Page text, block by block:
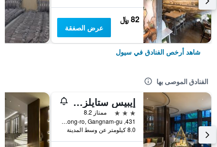
82 ﷼
عرض الصفقة
شاهد أرخص الفنادق في سيول
الفنادق الموصى بها
إيبيس ستايلز أمباسادور سيول غانغنام
3 نجوم
ممتاز 8.2
431, Samseong-ro, Gangnam-gu, سيول, كوريا الجنوبية
8.0 كيلومتر عن وسط المدينة